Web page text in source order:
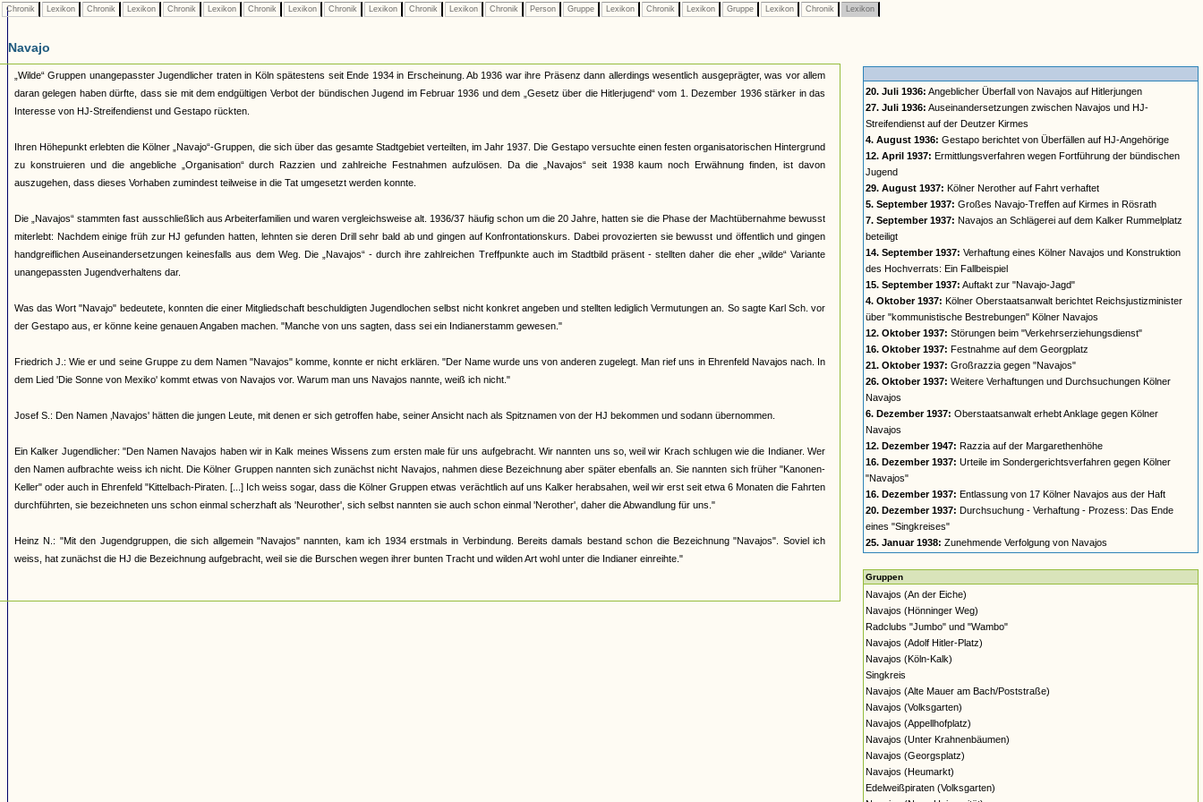
Chronik Lexikon Chronik Lexikon Chronik Lexikon Chronik Lexikon Chronik Lexikon Chronik Lexikon Chronik Person Gruppe Lexikon Chronik Lexikon Gruppe Lexikon Chronik Lexikon
Navajo
„Wilde“ Gruppen unangepasster Jugendlicher traten in Köln spätestens seit Ende 1934 in Erscheinung. Ab 1936 war ihre Präsenz dann allerdings wesentlich ausgeprägter, was vor allem
daran gelegen haben dürfte, dass sie mit dem endgültigen Verbot der bündischen Jugend im Februar 1936 und dem „Gesetz über die Hitlerjugend“ vom 1. Dezember 1936 stärker in das
Interesse von HJ-Streifendienst und Gestapo rückten.
Ihren Höhepunkt erlebten die Kölner „Navajo“-Gruppen, die sich über das gesamte Stadtgebiet verteilten, im Jahr 1937. Die Gestapo versuchte einen festen organisatorischen Hintergrund
zu konstruieren und die angebliche „Organisation“ durch Razzien und zahlreiche Festnahmen aufzulösen. Da die „Navajos“ seit 1938 kaum noch Erwähnung finden, ist davon
auszugehen, dass dieses Vorhaben zumindest teilweise in die Tat umgesetzt werden konnte.
Die „Navajos“ stammten fast ausschließlich aus Arbeiterfamilien und waren vergleichsweise alt. 1936/37 häufig schon um die 20 Jahre, hatten sie die Phase der Machtübernahme bewusst
miterlebt: Nachdem einige früh zur HJ gefunden hatten, lehnten sie deren Drill sehr bald ab und gingen auf Konfrontationskurs. Dabei provozierten sie bewusst und öffentlich und gingen
handgreiflichen Auseinandersetzungen keinesfalls aus dem Weg. Die „Navajos“ - durch ihre zahlreichen Treffpunkte auch im Stadtbild präsent - stellten daher die eher „wilde“ Variante
unangepassten Jugendverhaltens dar.
Was das Wort "Navajo" bedeutete, konnten die einer Mitgliedschaft beschuldigten Jugendlochen selbst nicht konkret angeben und stellten lediglich Vermutungen an. So sagte Karl Sch. vor
der Gestapo aus, er könne keine genauen Angaben machen. "Manche von uns sagten, dass sei ein Indianerstamm gewesen."
Friedrich J.: Wie er und seine Gruppe zu dem Namen "Navajos" komme, konnte er nicht erklären. "Der Name wurde uns von anderen zugelegt. Man rief uns in Ehrenfeld Navajos nach. In
dem Lied 'Die Sonne von Mexiko' kommt etwas von Navajos vor. Warum man uns Navajos nannte, weiß ich nicht."
Josef S.: Den Namen ‚Navajos' hätten die jungen Leute, mit denen er sich getroffen habe, seiner Ansicht nach als Spitznamen von der HJ bekommen und sodann übernommen.
Ein Kalker Jugendlicher: "Den Namen Navajos haben wir in Kalk meines Wissens zum ersten male für uns aufgebracht. Wir nannten uns so, weil wir Krach schlugen wie die Indianer. Wer
den Namen aufbrachte weiss ich nicht. Die Kölner Gruppen nannten sich zunächst nicht Navajos, nahmen diese Bezeichnung aber später ebenfalls an. Sie nannten sich früher "Kanonen-
Keller" oder auch in Ehrenfeld "Kittelbach-Piraten. [...] Ich weiss sogar, dass die Kölner Gruppen etwas verächtlich auf uns Kalker herabsahen, weil wir erst seit etwa 6 Monaten die Fahrten
durchführten, sie bezeichneten uns schon einmal scherzhaft als 'Neurother', sich selbst nannten sie auch schon einmal 'Nerother', daher die Abwandlung für uns."
Heinz N.: "Mit den Jugendgruppen, die sich allgemein "Navajos" nannten, kam ich 1934 erstmals in Verbindung. Bereits damals bestand schon die Bezeichnung "Navajos". Soviel ich
weiss, hat zunächst die HJ die Bezeichnung aufgebracht, weil sie die Burschen wegen ihrer bunten Tracht und wilden Art wohl unter die Indianer einreihte."
20. Juli 1936: Angeblicher Überfall von Navajos auf Hitlerjungen
27. Juli 1936: Auseinandersetzungen zwischen Navajos und HJ-
Streifendienst auf der Deutzer Kirmes
4. August 1936: Gestapo berichtet von Überfällen auf HJ-Angehörige
12. April 1937: Ermittlungsverfahren wegen Fortführung der bündischen
Jugend
29. August 1937: Kölner Nerother auf Fahrt verhaftet
5. September 1937: Großes Navajo-Treffen auf Kirmes in Rösrath
7. September 1937: Navajos an Schlägerei auf dem Kalker Rummelplatz
beteiligt
14. September 1937: Verhaftung eines Kölner Navajos und Konstruktion
des Hochverrats: Ein Fallbeispiel
15. September 1937: Auftakt zur "Navajo-Jagd"
4. Oktober 1937: Kölner Oberstaatsanwalt berichtet Reichsjustizminister
über "kommunistische Bestrebungen" Kölner Navajos
12. Oktober 1937: Störungen beim "Verkehrserziehungsdienst"
16. Oktober 1937: Festnahme auf dem Georgplatz
21. Oktober 1937: Großrazzia gegen "Navajos"
26. Oktober 1937: Weitere Verhaftungen und Durchsuchungen Kölner
Navajos
6. Dezember 1937: Oberstaatsanwalt erhebt Anklage gegen Kölner
Navajos
12. Dezember 1947: Razzia auf der Margarethenhöhe
16. Dezember 1937: Urteile im Sondergerichtsverfahren gegen Kölner
"Navajos"
16. Dezember 1937: Entlassung von 17 Kölner Navajos aus der Haft
20. Dezember 1937: Durchsuchung - Verhaftung - Prozess: Das Ende
eines "Singkreises"
25. Januar 1938: Zunehmende Verfolgung von Navajos
Gruppen
Navajos (An der Eiche)
Navajos (Hönninger Weg)
Radclubs "Jumbo" und "Wambo"
Navajos (Adolf Hitler-Platz)
Navajos (Köln-Kalk)
Singkreis
Navajos (Alte Mauer am Bach/Poststraße)
Navajos (Volksgarten)
Navajos (Appellhofplatz)
Navajos (Unter Krahnenbäumen)
Navajos (Georgsplatz)
Navajos (Heumarkt)
Edelweißpiraten (Volksgarten)